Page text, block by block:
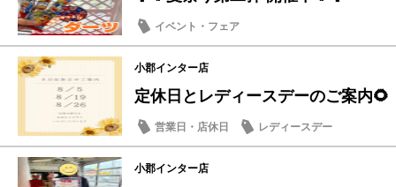
イベント・フェア
小郡インター店
定休日とレディースデーのご案内🌻
営業日・店休日 レディースデー
小郡インター店